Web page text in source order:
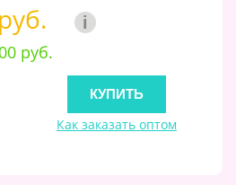
i
руб.
Как заказать оптом